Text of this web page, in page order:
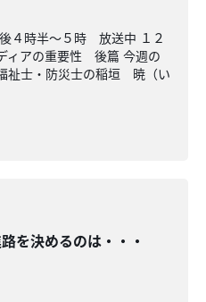
４時半～５時 放送中 １２
ィアの重要性 後篇 今週の
祉士・防災士の稲垣 暁（い
を決めるのは・・・